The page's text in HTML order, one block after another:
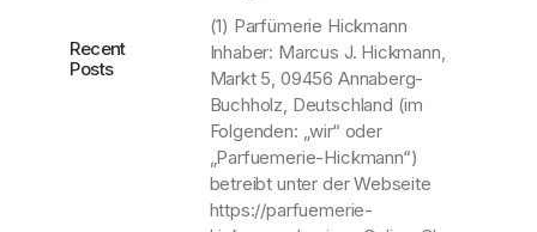
(1) Parfümerie Hickmann
Inhaber: Marcus J. Hickmann,
Markt 5, 09456 Annaberg-
Buchholz, Deutschland (im
Folgenden: „wir“ oder
„Parfuemerie-Hickmann“)
betreibt unter der Webseite
https://parfuemerie-
Recent
Posts